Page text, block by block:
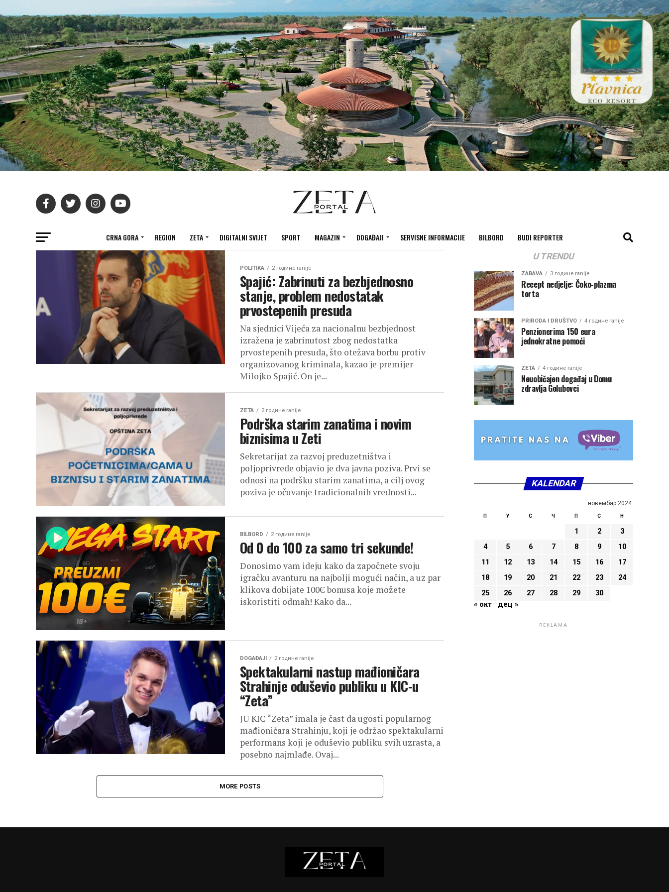
CRNA GORA REGION ZETA DIGITALNI SVIJET SPORT MAGAZIN DOGAĐAJI SERVISNE INFORMACIJE BILBORD BUDI REPORTER
POLITIKA 2 године ranije
Spajić: Zabrinuti za bezbjednosno
stanje, problem nedostatak
prvostepenih presuda
Na sjednici Vijeća za nacionalnu bezbjednost
izražena je zabrinutost zbog nedostatka
prvostepenih presuda, što otežava borbu protiv
organizovanog kriminala, kazao je premijer
Milojko Spajić. On je...
ZETA 2 године ranije
Podrška starim zanatima i novim
biznisima u Zeti
Sekretarijat za razvoj preduzetništva i
poljoprivrede objavio je dva javna poziva. Prvi se
odnosi na podršku starim zanatima, a cilj ovog
poziva je očuvanje tradicionalnih vrednosti...
BILBORD 2 године ranije
Od 0 do 100 za samo tri sekunde!
Donosimo vam ideju kako da započnete svoju
igračku avanturu na najbolji mogući način, a uz par
klikova dobijate 100€ bonusa koje možete
iskoristiti odmah! Kako da...
DOGAĐAJI 2 године ranije
Spektakularni nastup mađioničara
Strahinje oduševio publiku u KIC-u
“Zeta”
JU KIC “Zeta” imala je čast da ugosti popularnog
mađioničara Strahinju, koji je održao spektakularni
performans koji je oduševio publiku svih uzrasta, a
posebno najmlađe. Ovaj...
MORE POSTS
U TRENDU
ZABAVA 3 године ranije
Recept nedjelje: Čoko-plazma
torta
PRIRODA I DRUŠTVO 4 године ranije
Penzionerima 150 eura
jednokratne pomoći
ZETA 4 године ranije
Neuobičajen događaj u Domu
zdravlja Golubovci
KALENDAR
новембар 2024.
П У С Ч П С Н
1 2
3
4
5 6 7 8 9
10
11
12 13 14 15 16
17
18
19 20 21 22 23
24
25
26 27 28 29
30
« окт
дец »
REKLAMA